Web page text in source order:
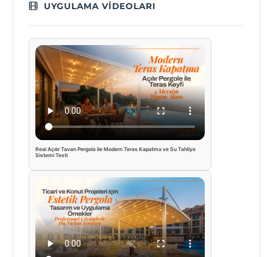
UYGULAMA VIDEOLARI
Real Açılır Tavan Pergola ile Modern Teras Kapatma ve Su Tahliye
Sistemi Testi